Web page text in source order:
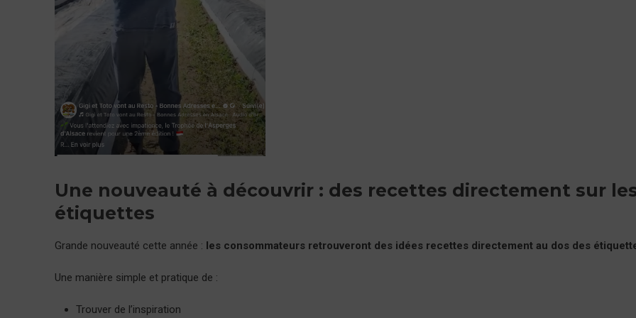
Une nouveauté à découvrir : des recettes directement sur
étiquettes
Grande nouveauté cette année : les consommateurs retrouveront des idées recettes directement au dos des
Une manière simple et pratique de :
Trouver de l’inspiration